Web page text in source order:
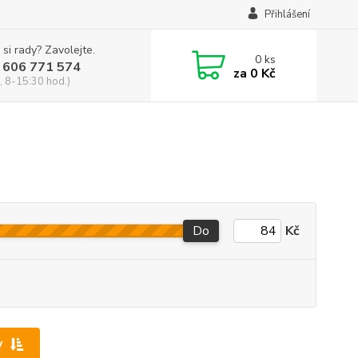
Přihlášení
rady? Zavolejte.
771 574
8-15:30 hod.)
0ks
za 0 Kč
Do Kč